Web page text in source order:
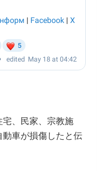
宅、民家、宗教施
車が損傷したと伝